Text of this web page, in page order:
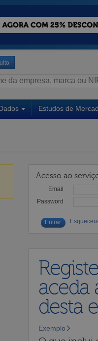
Estudos de
Acesso ao
Email
Password
aceda
desta
Exemplo